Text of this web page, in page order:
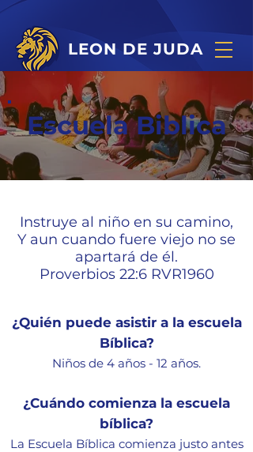
LEON DE JUDA
Escuela Biblica
Instruye al niño en su camino,
Y aun cuando fuere viejo no se
apartará de él.
Proverbios 22:6 RVR1960
¿Quién puede asistir a la escuela
Bíblica?
Niños de 4 años - 12 años.
¿Cuándo comienza la escuela
bíblica?
La Escuela Bíblica comienza justo antes